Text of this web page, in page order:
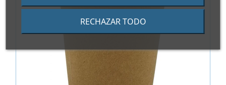
RECHAZAR TODO